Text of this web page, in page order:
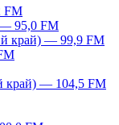
FM
— 95,0 FM
край) — 99,9 FM
край) — 104,5 FM